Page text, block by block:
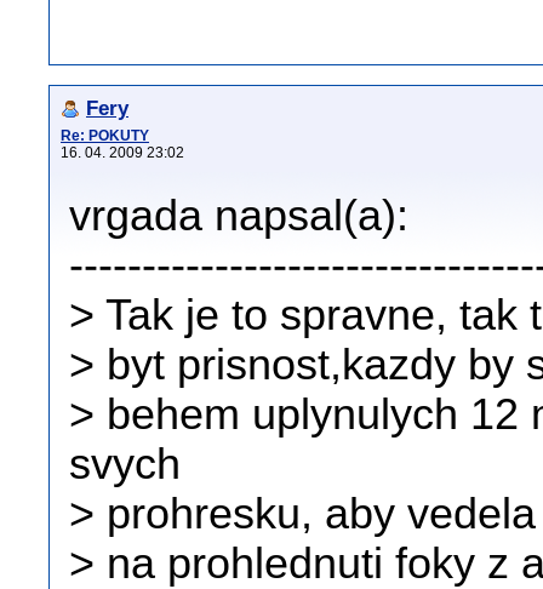
Fery
Re: POKUTY
16. 04. 2009 23:02
vrgada napsal(a):
> Tak je to spravne, tak
> byt prisnost,kazdy by
> behem uplynulych 12
svych
> prohresku, aby
> na prohlednuti foky z